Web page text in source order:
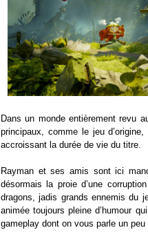
Dans un monde entièrement revu
principaux, comme le jeu
accroissant la durée de vie du titre.
Rayman et ses amis sont ici
désormais la proie d’une
dragons, jadis grands ennemis du
animée toujours pleine d’humour
gameplay dont on vous parle un peu